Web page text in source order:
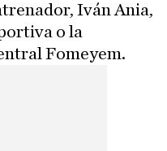
Iván Ania,
o la
Fomeyem.